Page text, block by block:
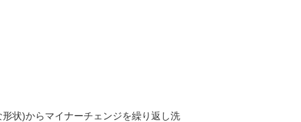
状)からマイナーチェンジを繰り返し洗